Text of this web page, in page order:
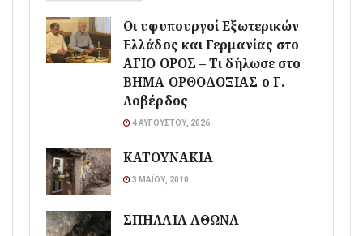
Οι υφυπουργοί Εξωτερικών
Ελλάδος και Γερμανίας στο
ΑΓΙΟ ΟΡΟΣ – Τι δήλωσε στο
ΒΗΜΑ ΟΡΘΟΔΟΞΙΑΣ ο Γ.
Λοβέρδος
4 ΑΥΓΟΎΣΤΟΥ, 2026
ΚΑΤΟΥΝΑΚΙΑ
3 ΜΑΪ́ΟΥ, 2010
ΣΠΗΛΑΙΑ ΑΘΩΝΑ